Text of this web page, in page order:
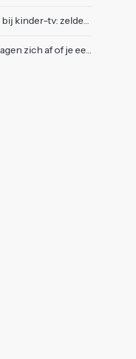
'beweeglijke' kikker gezien
vegetariër bent als je kip eet